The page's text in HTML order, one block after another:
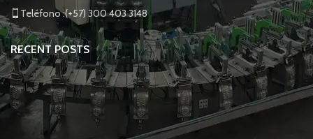
Teléfono :(+57) 300 403 3148
RECENT POSTS